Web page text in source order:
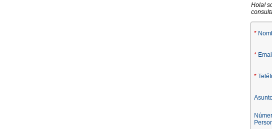
Hola!
*
*
*